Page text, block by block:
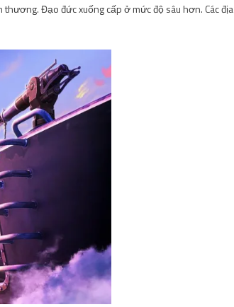
Đạo đức xuống cấp ở mức độ sâu hơn. Các địa